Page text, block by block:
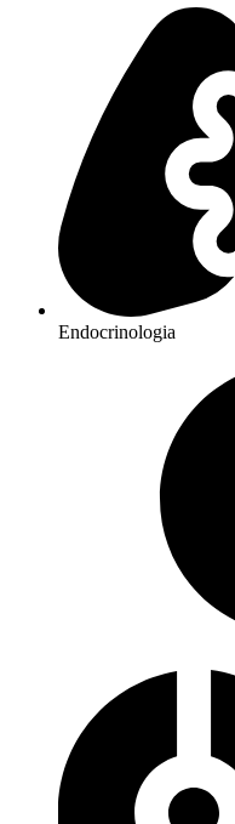
Endocrinologia